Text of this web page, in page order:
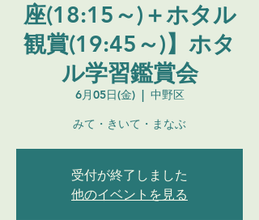
座(18:15～)＋ホタル
観賞(19:45～)】ホタ
ル学習鑑賞会
6月05日(金)
  |
中野区
みて・きいて・まなぶ
受付が終了しました
他のイベントを見る